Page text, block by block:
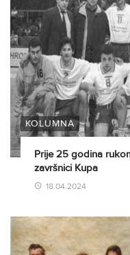
KOLUMNA
Prije 25 godina
završnici Kupa
18.04.2024